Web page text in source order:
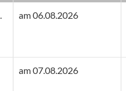
am 06.08.2026
am 07.08.2026